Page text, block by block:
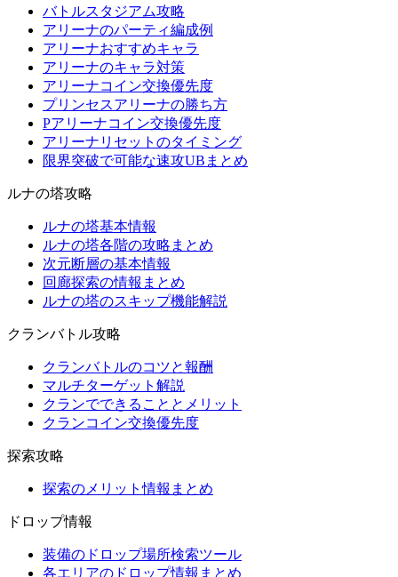
バトルスタジアム攻略
アリーナのパーティ編成例
アリーナおすすめキャラ
アリーナのキャラ対策
アリーナコイン交換優先度
プリンセスアリーナの勝ち方
Pアリーナコイン交換優先度
アリーナリセットのタイミング
限界突破で可能な速攻UBまとめ
ルナの塔攻略
ルナの塔基本情報
ルナの塔各階の攻略まとめ
次元断層の基本情報
回廊探索の情報まとめ
ルナの塔のスキップ機能解説
クランバトル攻略
クランバトルのコツと報酬
マルチターゲット解説
クランでできることとメリット
クランコイン交換優先度
探索攻略
探索のメリット情報まとめ
ドロップ情報
装備のドロップ場所検索ツール
各エリアのドロップ情報まとめ